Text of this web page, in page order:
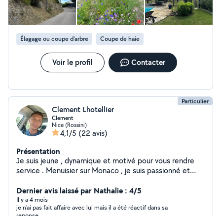
Élagage ou coupe d'arbre Coupe de haie
Voir le profil Contacter
Particulier
Clement Lhotellier
Clement
Nice (Rossini)
4,1/5 (22 avis)
Présentation
Je suis jeune , dynamique et motivé pour vous rendre
service . Menuisier sur Monaco , je suis passionné et
Dernier avis laissé par Nathalie : 4/5
Il y a 4 mois
je n'ai pas fait affaire avec lui mais il a été réactif dans sa